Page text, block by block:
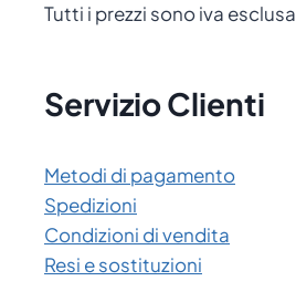
Tutti i prezzi sono iva esclusa
Servizio Clienti
Metodi di pagamento
Spedizioni
Condizioni di vendita
Resi e sostituzioni